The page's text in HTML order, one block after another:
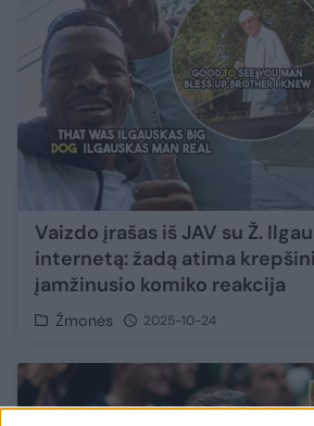
Vaizdo įrašas iš JAV su Ž.
internetą: žadą atima
įamžinusio komiko reakcija
Žmonės 2025-10-24